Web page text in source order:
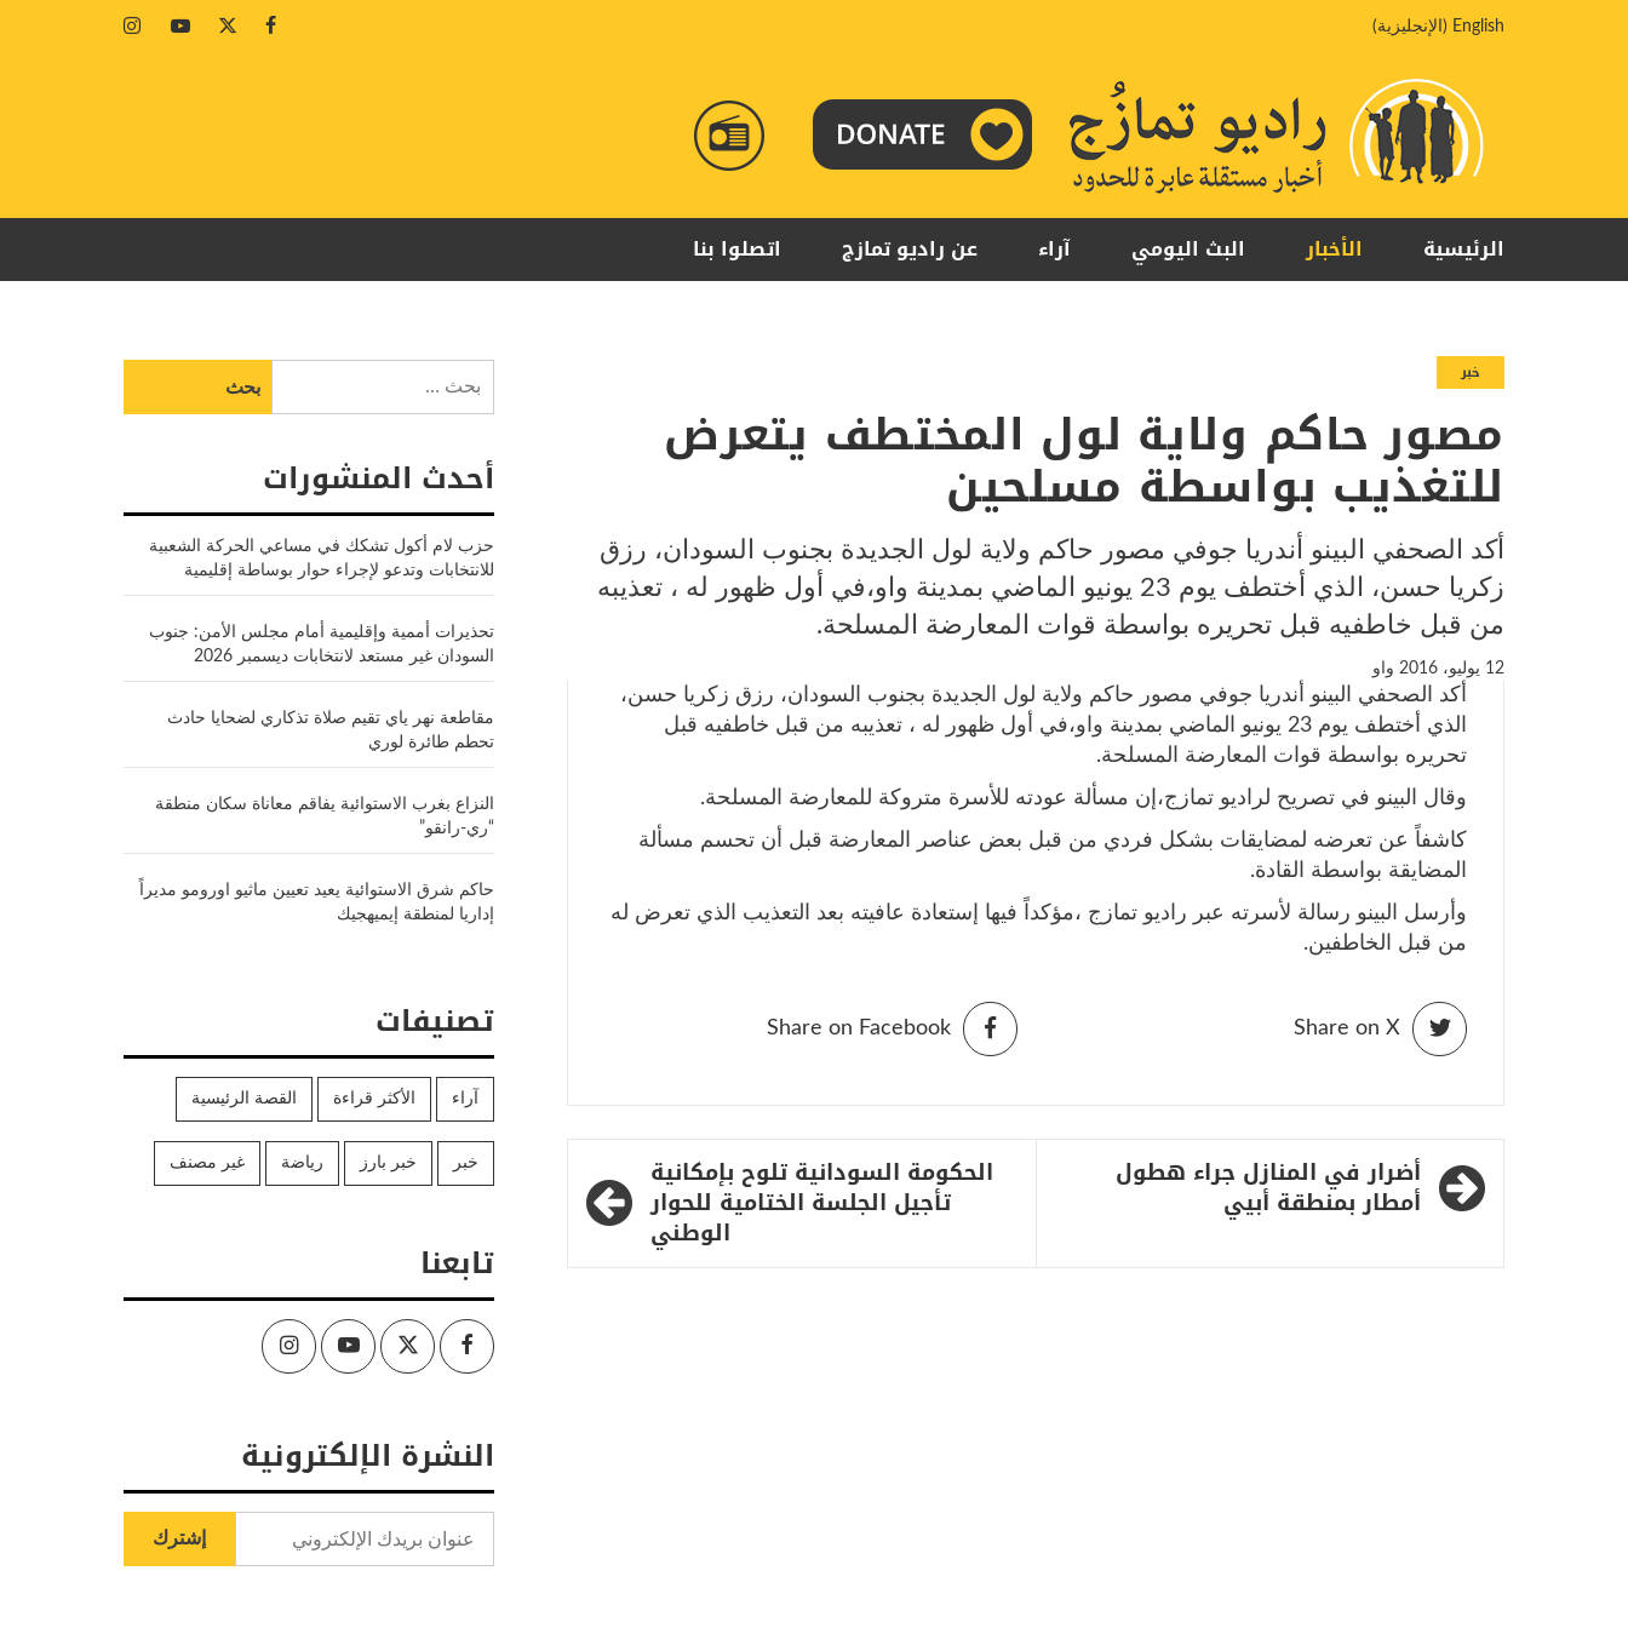
English
( الإنجليزية)
Facebook
Twitter
Youtube
Instagram
RADIO
TAMAZUJ الرئيسية الأخبار البث اليومي آراء عن راديو تمازج اتصلوا بنا
خبر
مصور حاكم ولاية لول المختطف يتعرض
للتغذيب بواسطة مسلحين
أكد الصحفي البينو أندريا جوفي مصور حاكم ولاية لول الجديدة بجنوب السودان، رزق
زكريا حسن، الذي أختطف يوم 23 يونيو الماضي بمدينة واو،في أول ظهور له ، تعذيبه
من قبل خاطفيه قبل تحريره بواسطة قوات المعارضة المسلحة.
12 يوليو، 2016 واو
أكد الصحفي البينو أندريا جوفي مصور حاكم ولاية لول الجديدة بجنوب السودان، رزق زكريا حسن،
الذي أختطف يوم 23 يونيو الماضي بمدينة واو،في أول ظهور له ، تعذيبه من قبل خاطفيه قبل
تحريره بواسطة قوات المعارضة المسلحة.
وقال البينو في تصريح لراديو تمازج،إن مسألة عودته للأسرة متروكة للمعارضة المسلحة.
كاشفاً عن تعرضه لمضايقات بشكل فردي من قبل بعض عناصر المعارضة قبل أن تحسم مسألة
المضايقة بواسطة القادة.
وأرسل البينو رسالة لأسرته عبر راديو تمازج ،مؤكداً فيها إستعادة عافيته بعد التعذيب الذي تعرض له
من قبل الخاطفين.
Share on Facebook Share on X
تصفّح
المقالات
أضرار في المنازل جراء هطول
أمطار بمنطقة أبيي
الحكومة السودانية تلوح بإمكانية
تأجيل الجلسة الختامية للحوار
الوطني
عن:
أحدث المنشورات
حزب لام أكول تشكك في مساعي الحركة الشعبية
للانتخابات وتدعو لإجراء حوار بوساطة إقليمية
تحذيرات أممية وإقليمية أمام مجلس الأمن: جنوب
السودان غير مستعد لانتخابات ديسمبر 2026
مقاطعة نهر ياي تقيم صلاة تذكاري لضحايا حادث
تحطم طائرة لوري
النزاع بغرب الاستوائية يفاقم معاناة سكان منطقة
“ري-رانقو”
حاكم شرق الاستوائية يعيد تعيين ماثيو اورومو مديراً
إداريا لمنطقة إيميهجيك
تصنيفات
آراء الأكثر قراءة القصة الرئيسية
خبر خبر بارز رياضة غير مصنف
تابعنا
Facebook
Twitter
Youtube
Instagram
النشرة الإلكترونية